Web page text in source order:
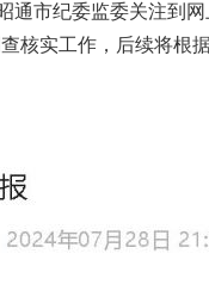
市纪委监委关注到网
核实工作，后续将根